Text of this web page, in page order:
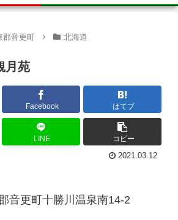
郡音更町 北海道
月苑
Facebook はてブ
LINE コピー
2021.03.12
音更町十勝川温泉南14-2